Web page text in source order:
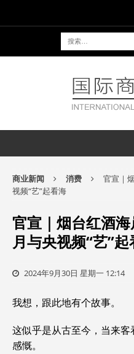
商业新闻 消费
官宣｜
视频“艺”起看海
官宣｜烟台红酒
月与央视频“艺”
2024年9月30日 星期一 12:14
我想，跟此地有个故事。
这似乎是从古至今，当来
感慨。